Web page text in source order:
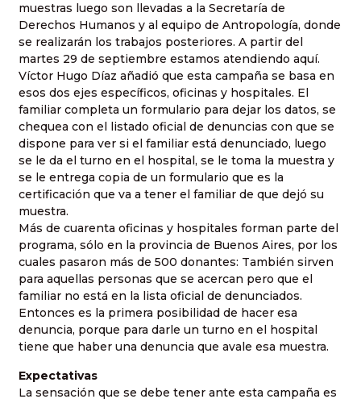
muestras luego son llevadas a la Secretaría de
Derechos Humanos y al equipo de Antropología, donde
se realizarán los trabajos posteriores. A partir del
martes 29 de septiembre estamos atendiendo aquí.
Víctor Hugo Díaz añadió que esta campaña se basa en
esos dos ejes específicos, oficinas y hospitales. El
familiar completa un formulario para dejar los datos, se
chequea con el listado oficial de denuncias con que se
dispone para ver si el familiar está denunciado, luego
se le da el turno en el hospital, se le toma la muestra y
se le entrega copia de un formulario que es la
certificación que va a tener el familiar de que dejó su
muestra.
Más de cuarenta oficinas y hospitales forman parte del
programa, sólo en la provincia de Buenos Aires, por los
cuales pasaron más de 500 donantes: También sirven
para aquellas personas que se acercan pero que el
familiar no está en la lista oficial de denunciados.
Entonces es la primera posibilidad de hacer esa
denuncia, porque para darle un turno en el hospital
tiene que haber una denuncia que avale esa muestra.
Expectativas
La sensación que se debe tener ante esta campaña es